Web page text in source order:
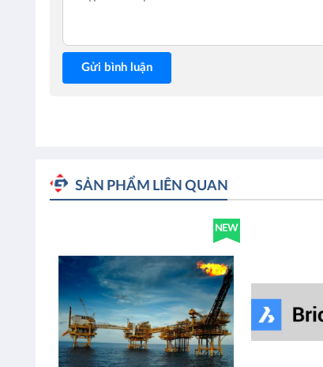
Gửi bình luận
SẢN PHẨM LIÊN QUAN
NEW